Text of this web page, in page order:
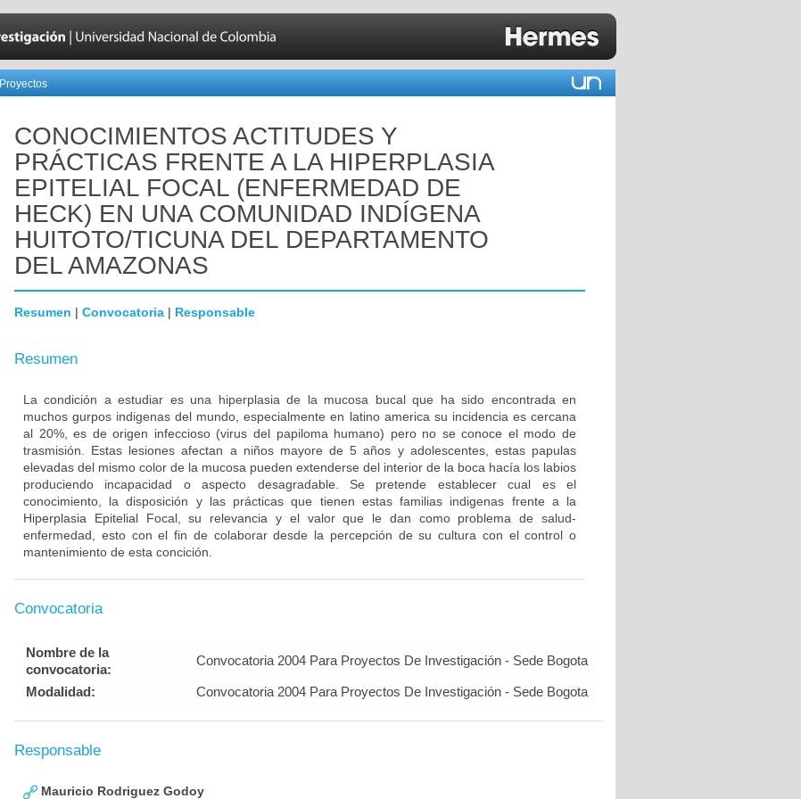
Proyectos
CONOCIMIENTOS ACTITUDES Y
PRÁCTICAS FRENTE A LA HIPERPLASIA
EPITELIAL FOCAL (ENFERMEDAD DE
HECK) EN UNA COMUNIDAD INDÍGENA
HUITOTO/TICUNA DEL DEPARTAMENTO
DEL AMAZONAS
Resumen | Convocatoria | Responsable
Resumen
La condición a estudiar es una hiperplasia de la mucosa bucal que ha sido encontrada en
muchos gurpos indigenas del mundo, especialmente en latino america su incidencia es cercana
al 20%, es de origen infeccioso (virus del papiloma humano) pero no se conoce el modo de
trasmisión. Estas lesiones afectan a niños mayore de 5 años y adolescentes, estas papulas
elevadas del mismo color de la mucosa pueden extenderse del interior de la boca hacía los labios
produciendo incapacidad o aspecto desagradable. Se pretende establecer cual es el
conocimiento, la disposición y las prácticas que tienen estas familias indigenas frente a la
Hiperplasia Epitelial Focal, su relevancia y el valor que le dan como problema de salud-
enfermedad, esto con el fin de colaborar desde la percepción de su cultura con el control o
mantenimiento de esta concición.
Convocatoria
Nombre de la
convocatoria:
Convocatoria 2004 Para Proyectos De Investigación - Sede Bogota
Modalidad: Convocatoria 2004 Para Proyectos De Investigación - Sede Bogota
Responsable
Mauricio Rodriguez Godoy